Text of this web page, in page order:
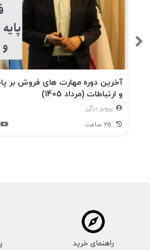
آخرین دوره مهارت های فروش بر
و ارتباطات (مرداد 1405)
پرویز درگی
راهنمای خرید